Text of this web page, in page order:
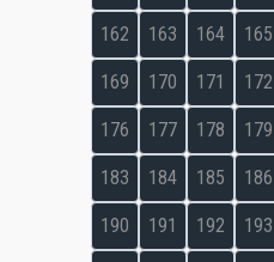
162 163 164 165
169 170 171 172
176 177 178 179
183 184 185 186
190 191 192 193